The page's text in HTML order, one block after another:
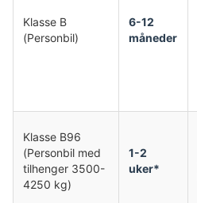
Klasse B
(Personbil)
6-12
måneder
Klasse B96
(Personbil med
tilhenger 3500-
4250 kg)
1-2
uker*